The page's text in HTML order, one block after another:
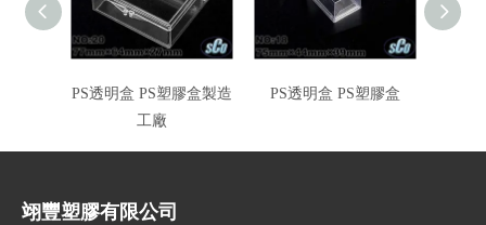
PS透明盒 PS塑膠盒製造
工廠
PS透明盒 PS塑膠盒
翊豐塑膠有限公司